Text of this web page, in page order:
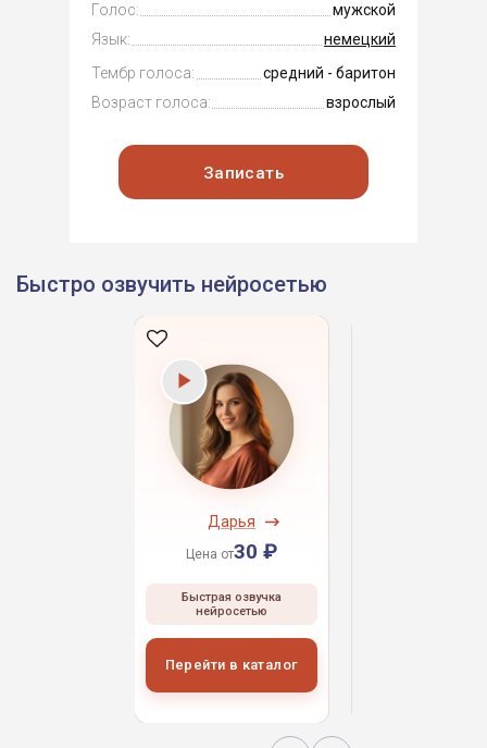
Голос:
мужской
Язык:
немецкий
Тембр голоса:
средний - баритон
Возраст голоса:
взрослый
Записать
Быстро озвучить нейросетью
Дарья
Цена от30 ₽
Быстрая озвучка
нейросетью
Перейти в каталог